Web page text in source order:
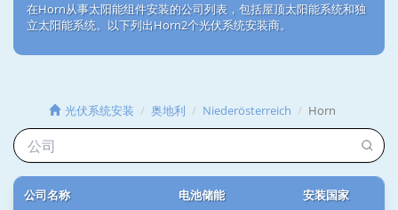
在Horn从事太阳能组件安装的公司列表，包括屋顶太阳能系统和独
立太阳能系统。以下列出Horn2个光伏系统安装商。
光伏系统安装 奥地利 Niederösterreich Horn
公司名称 电池储能 安装国家